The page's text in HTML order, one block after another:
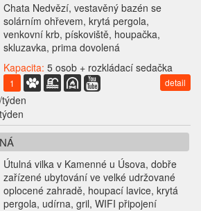
Chata Nedvězí, vestavěný bazén se
solárním ohřevem, krytá pergola,
venkovní krb, pískoviště, houpačka,
skluzavka, prima dovolená
Kapacita: 5 osob + rozkládací sedačka
1 detail
Útulná vilka v Kamenné u Úsova, dobře
zařízené ubytování ve velké udržované
oplocené zahradě, houpací lavice, krytá
pergola, udírna, gril, WIFI připojení